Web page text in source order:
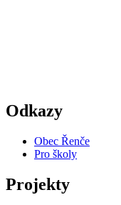
Odkazy
Obec Řenče
Pro školy
Projekty